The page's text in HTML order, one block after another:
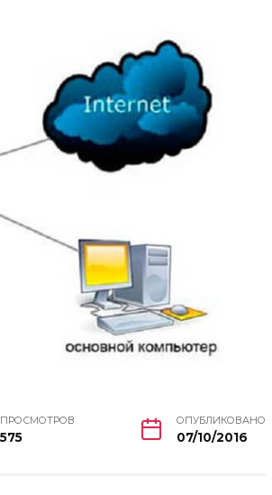
ПРОСМОТРОВ
575
ОПУБЛИКОВАНО
07/10/2016